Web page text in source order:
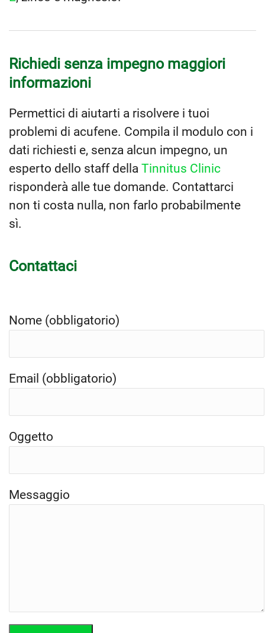
Richiedi senza impegno maggiori
informazioni
Permettici di aiutarti a risolvere i tuoi
problemi di acufene. Compila il modulo con i
dati richiesti e, senza alcun impegno, un
esperto dello staff della Tinnitus Clinic
risponderà alle tue domande. Contattarci
non ti costa nulla, non farlo probabilmente
sì.
Contattaci
Nome (obbligatorio)
Email (obbligatorio)
Oggetto
Messaggio